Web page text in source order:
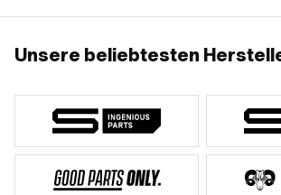
Unsere beliebtesten